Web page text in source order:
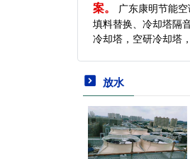
案。
广东康明节能
填料替换、冷却塔隔
冷却塔，空研冷却塔
放水